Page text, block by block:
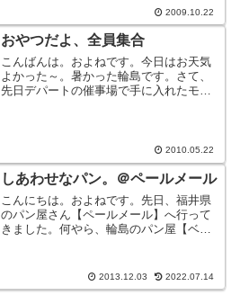
2009.10.22
おやつだよ、全員集合
こんばんは。およねです。今日はお天気
よかった～。暑かった輪島です。さて、
先日デパートの催事場で手に入れたモ
こんな配色が思いつくのは・... 2010.05.22
しあわせなパン。＠ペールメール
こんにちは。およねです。先日、福井県
のパン屋さん【ペールメール】へ行って
きました。何やら、輪島のパン屋【ベイ
ろにありました。すっごい素敵な建物。
入口が吹き抜けで、都会の...
2013.12.03 2022.07.14